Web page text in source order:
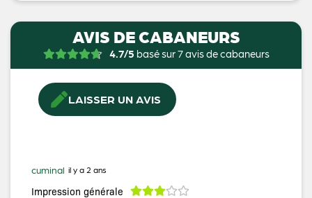
AVIS DE CABANEURS
4.7/5 basé sur 7 avis de cabaneurs
LAISSER UN AVIS
cuminal il y a 2 ans
Impression générale